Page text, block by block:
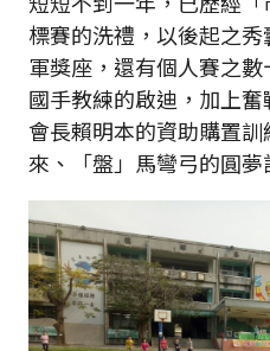
標賽的洗禮，以後起之
軍獎座，還有個人賽之
國手教練的啟迪，加上
會長賴明本的資助購置
來、「盤」馬彎弓的圓夢